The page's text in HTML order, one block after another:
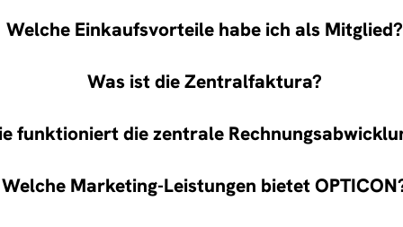
Welche Einkaufsvorteile habe ich als Mitglied?
Was ist die Zentralfaktura?
funktioniert die zentrale
Welche Marketing-Leistungen bietet